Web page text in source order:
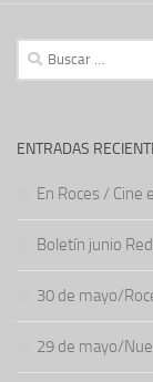
Buscar:
ENTRADAS
En Roces / Cine
Boletín junio
30 de mayo/
29 de mayo/